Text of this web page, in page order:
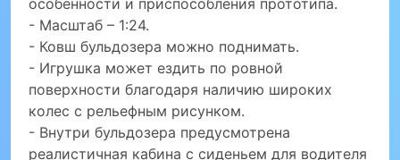
особенности и приспособления прототипа.
- Масштаб – 1:24.
- Ковш бульдозера можно поднимать.
- Игрушка может ездить по ровной
поверхности благодаря наличию широких
колес с рельефным рисунком.
- Внутри бульдозера предусмотрена
реалистичная кабина с сиденьем для водителя